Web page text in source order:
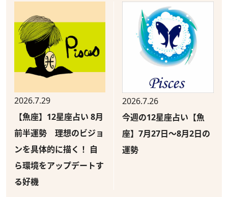
2026.7.29
【魚座】12星座占い 8月
前半運勢 理想のビジョ
ンを具体的に描く！ 自
ら環境をアップデートす
る好機
2026.7.26
今週の12星座占い【魚
座】7月27日～8月2日の
運勢